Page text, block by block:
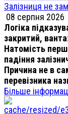
Залізниця не
08 серпня 2026
Логіка
закритий,
Натомість
падіння
Причина не в
перевізника
Більше